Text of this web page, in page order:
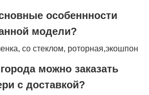
особеннности
модели?
со стеклом, роторная,экошпон
города можно заказать
с доставкой?